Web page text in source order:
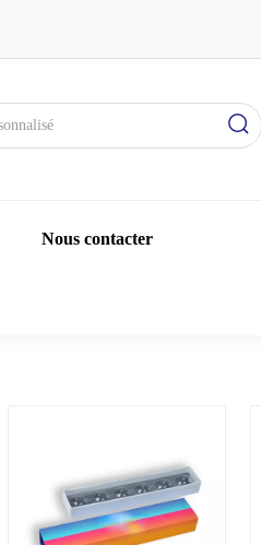
Nous contacter